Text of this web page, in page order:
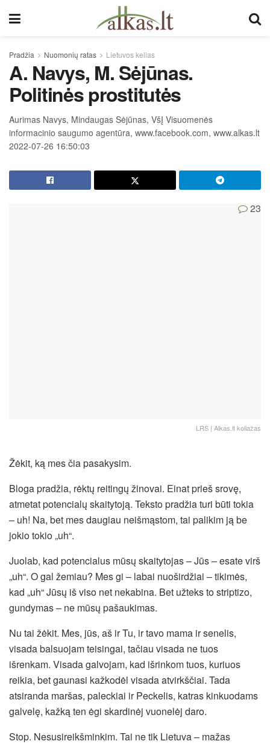
Pradžia Nuomonių ratas Lietuvos kelias
A. Navys, M. Sėjūnas.
Politinės prostitutės
Aurimas Navys, Mindaugas Sėjūnas, VšĮ Visuomenės
informacinio saugumo agentūra, www.facebook.com, www.alkas.lt
2022-07-26 16:50:03
23
LRS | Alkas.lt koliažas
Žėkit, ką mes čia pasakysim.
Bloga pradžia, rėktų reitingų žinovai. Einat prieš srovę,
atmetat potencialų skaitytoją. Teksto pradžia turi būti tokia
– uh! Na, bet mes daugiau neišmąstom, tai palikim ją be
jokio tokio „uh“.
Juolab, kad potencialus mūsų skaitytojas – Jūs – esate virš
„uh“. O gal žemiau? Mes gi – labai nuoširdžiai – tikimės,
kad „uh“ Jūsų iš viso net nekabina. Bet užteks to striptizo,
gundymas – ne mūsų pašaukimas.
Nu tai žėkit. Mes, jūs, aš ir Tu, ir tavo mama ir senelis,
visada balsuojam teisingai, tačiau visada ne tuos
išrenkam. Visada galvojam, kad išrinkom tuos, kuriuos
reikia, bet gaunasi kažkodėl visada atvirkščiai. Tada
atsiranda maršas, paleckiai ir Peckelis, katras kinkuodams
galvelę, kažką ten ėgi skardinėj vuonelėj daro.
Stop. Nesusireikšminkim. Tai ne tik Lietuva – mažas